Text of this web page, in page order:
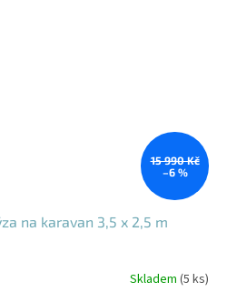
15 990 Kč
–6 %
na karavan 3,5 x 2,5 m
Skladem (5 ks)